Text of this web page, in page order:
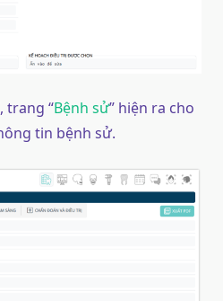
trang “Bệnh sử” hiện ra cho
tin bệnh sử.